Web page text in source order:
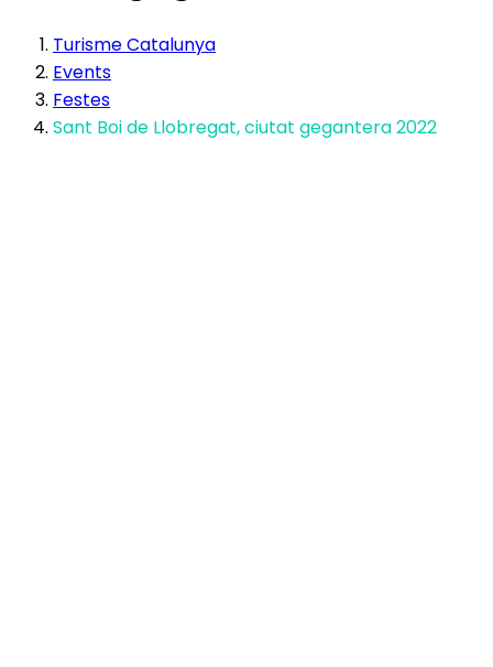
Turisme Catalunya
Events
Festes
Sant Boi de Llobregat, ciutat gegantera 2022